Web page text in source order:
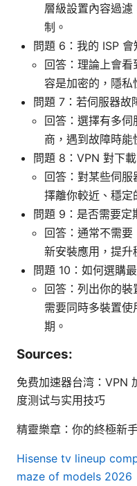
層級設置內容過
制。
問題 6：我的 ISP
回答：理論上會
容是加密的，隱私
問題 7：若伺服器故
回答：選擇有多
商，遇到故障時能
問題 8：VPN 對下
回答：對某些伺
擇離你較近、穩定
問題 9：是否需要定
回答：通常不需
新安裝應用，提升
問題 10：如何選購
回答：列出你的
需要同時多裝置
期。
Sources:
免费加速器台湾：VPN
度测试与实用技巧
精靈樂章：你的終極新
Hisense tv lineup
maze of models 2026